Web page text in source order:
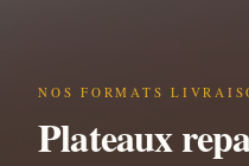
NOS FORMATS
Plateaux